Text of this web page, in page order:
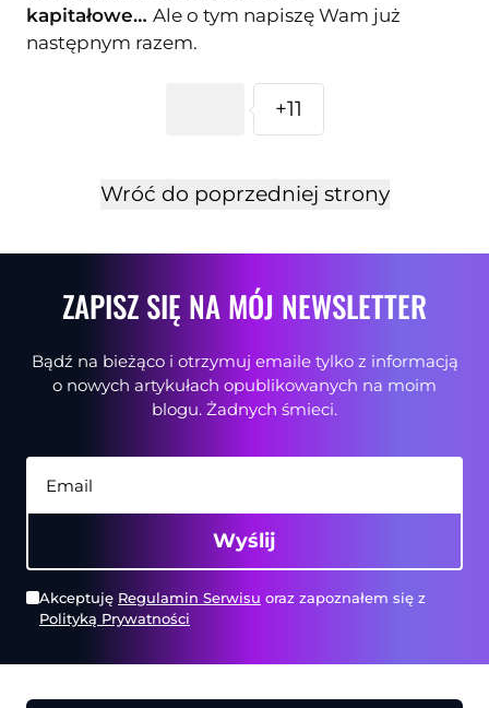
kapitałowe… Ale o tym napiszę Wam już
następnym razem.
+11
Wróć do poprzedniej strony
ZAPISZ SIĘ NA MÓJ NEWSLETTER
Bądź na bieżąco i otrzymuj emaile tylko z informacją
o nowych artykułach opublikowanych na moim
blogu. Żadnych śmieci.
Wyślij
Akceptuję Regulamin Serwisu oraz zapoznałem się z
Polityką Prywatności